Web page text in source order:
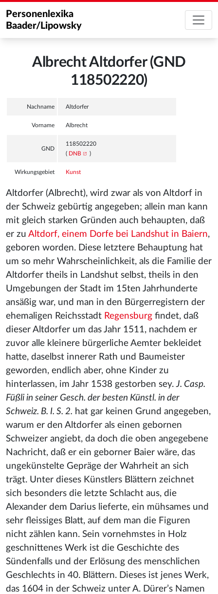
Personenlexika
Baader/Lipowsky
Albrecht Altdorfer (GND
118502220)
Nachname Altdorfer
Vorname Albrecht
GND
118502220
( DNB )
Wirkungsgebiet Kunst
Altdorfer (Albrecht), wird zwar als von Altdorf in
der Schweiz gebürtig angegeben; allein man kann
mit gleich starken Gründen auch behaupten, daß
er zu Altdorf, einem Dorfe bei Landshut in Baiern,
geboren worden. Diese letztere Behauptung hat
um so mehr Wahrscheinlichkeit, als die Familie der
Altdorfer theils in Landshut selbst, theils in den
Umgebungen der Stadt im 15ten Jahrhunderte
ansäßig war, und man in den Bürgerregistern der
ehemaligen Reichsstadt Regensburg findet, daß
dieser Altdorfer um das Jahr 1511, nachdem er
zuvor alle kleinere bürgerliche Aemter bekleidet
hatte, daselbst innerer Rath und Baumeister
geworden, endlich aber, ohne Kinder zu
hinterlassen, im Jahr 1538 gestorben sey.J. Casp.
Füßli in seiner Gesch. der besten Künstl. in der
Schweiz. B. I. S. 2. hat gar keinen Grund angegeben,
warum er den Altdorfer als einen gebornen
Schweizer angiebt, da doch die oben angegebene
Nachricht, daß er ein geborner Baier wäre, das
ungekünstelte Gepräge der Wahrheit an sich
trägt. Unter dieses Künstlers Blättern zeichnet
sich besonders die letzte Schlacht aus, die
Alexander dem Darius lieferte, ein mühsames und
sehr fleissiges Blatt, auf dem man die Figuren
nicht zählen kann. Sein vornehmstes in Holz
geschnittenes Werk ist die Geschichte des
Sündenfalls und der Erlösung des menschlichen
Geschlechts in 40. Blättern. Dieses ist jenes Werk,
das 1604 in der Schweiz unter A. Dürer’s Namen